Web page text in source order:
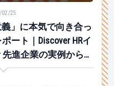
に本気で向き合った、大盛
25
」に本気で向き合っ
ート｜Discover HRイ
進企業の実例から考
られる組織」のつく